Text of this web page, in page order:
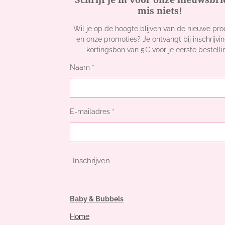
mis niets!
Wil je op de hoogte blijven van de nieuwe
en onze promoties? Je ontvangt bij
kortingsbon van 5€ voor je eerste
Naam *
E-mailadres *
Inschrijven
Baby & Bubbels
Home